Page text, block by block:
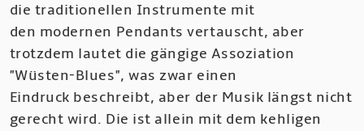
die traditionellen Instrumente mit
den modernen Pendants vertauscht, aber
trotzdem lautet die gängige Assoziation
"Wüsten-Blues", was zwar einen
Eindruck beschreibt, aber der Musik längst nicht
gerecht wird. Die ist allein mit dem kehligen